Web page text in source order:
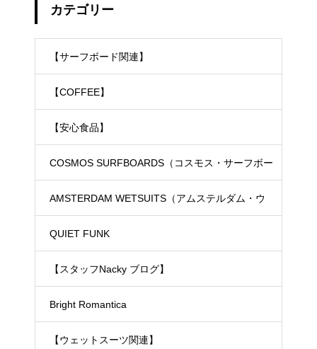
カテゴリー
【サーフボード関連】
【COFFEE】
【安心食品】
COSMOS SURFBOARDS（コスモス・サーフボー
ド）
AMSTERDAM WETSUITS（アムステルダム・ウ
ェットスーツ）
QUIET FUNK
【スタッフNacky ブログ】
Bright Romantica
【ウェットスーツ関連】